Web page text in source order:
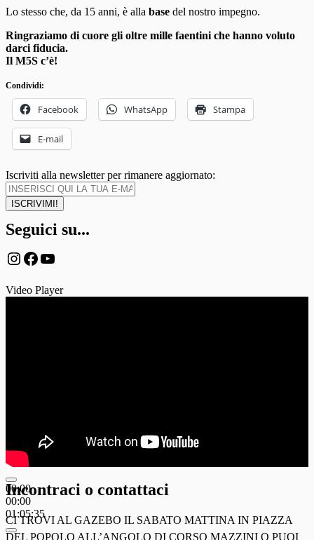
Lo stesso che, da 15 anni, è alla base del nostro impegno.
Ringraziamo di cuore gli oltre mille faentini che hanno voluto
darci fiducia.
Il M5S c’è!
Condividi:
Facebook WhatsApp Stampa
E-mail
Iscriviti alla newsletter per rimanere aggiornato:
Seguici su...
Instagram
Facebook
YouTube
Video Player
00:00
00:00
01:05:35
Incontraci o contattaci
CI TROVI AL GAZEBO IL SABATO MATTINA IN PIAZZA
DEL POPOLO ALL’ANGOLO DI CORSO MAZZINI O PUOI